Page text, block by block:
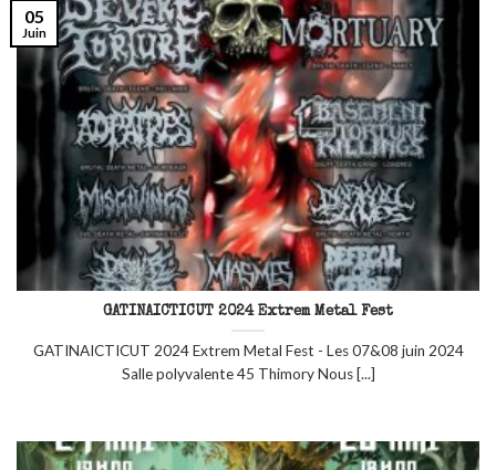
GATINAICTICUT 2024 Extrem Metal Fest
GATINAICTICUT 2024 Extrem Metal Fest - Les 07&08 juin 2024
Salle polyvalente 45 Thimory Nous [...]
05
Juin